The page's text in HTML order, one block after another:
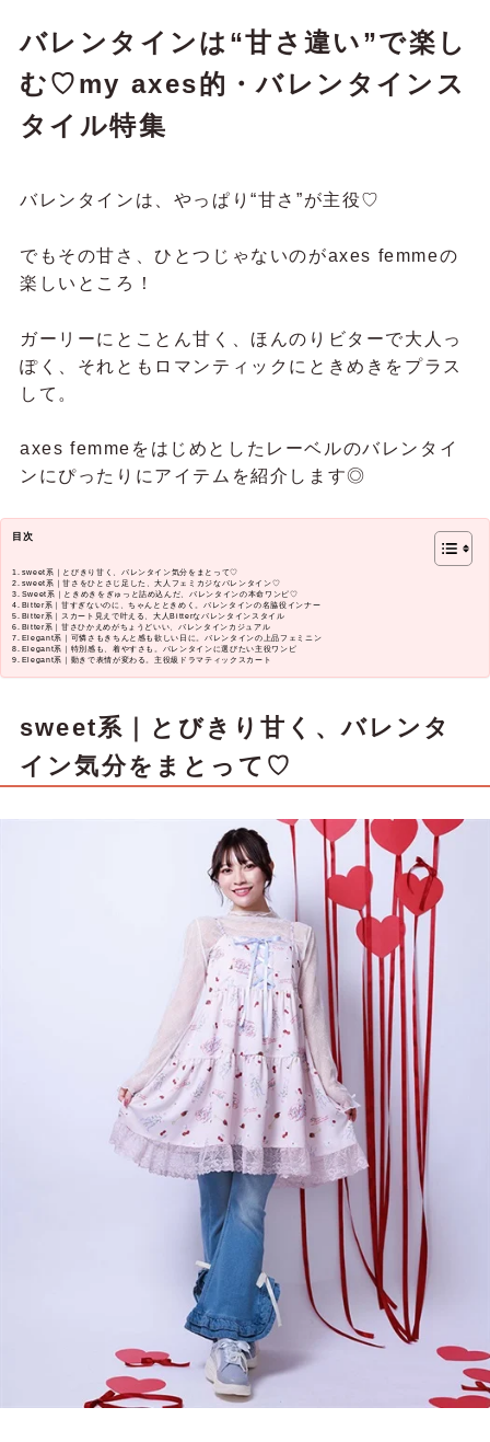
バレンタインは“甘さ違い”で楽し
む♡my axes的・バレンタインス
タイル特集
バレンタインは、やっぱり“甘さ”が主役♡
でもその甘さ、ひとつじゃないのがaxes femmeの
楽しいところ！
ガーリーにとことん甘く、ほんのりビターで大人っ
ぽく、それともロマンティックにときめきをプラス
して。
axes femmeをはじめとしたレーベルのバレンタイ
ンにぴったりにアイテムを紹介します◎
目次
sweet系｜とびきり甘く、バレンタイン気分をまとって♡
sweet系｜甘さをひとさじ足した、大人フェミカジなバレンタイン♡
Sweet系｜ときめきをぎゅっと詰め込んだ、バレンタインの本命ワンピ♡
Bitter系｜甘すぎないのに、ちゃんとときめく。バレンタインの名脇役インナー
Bitter系｜スカート見えで叶える、大人Bitterなバレンタインスタイル
Bitter系｜甘さひかえめがちょうどいい、バレンタインカジュアル
Elegant系｜可憐さもきちんと感も欲しい日に。バレンタインの上品フェミニン
Elegant系｜特別感も、着やすさも。バレンタインに選びたい主役ワンピ
Elegant系｜動きで表情が変わる。主役級ドラマティックスカート
sweet系｜とびきり甘く、バレンタ
イン気分をまとって♡